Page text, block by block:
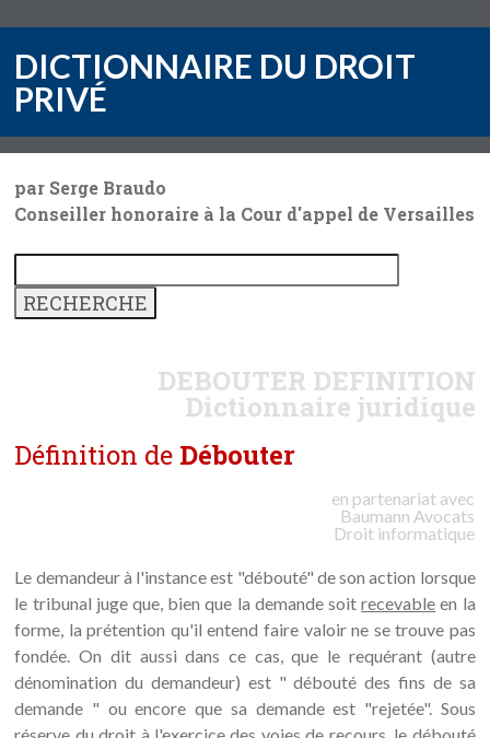
DICTIONNAIRE DU DROIT
PRIVÉ
par Serge Braudo
Conseiller honoraire à la Cour d'appel de Versailles
DEBOUTER DEFINITION
Dictionnaire juridique
Définition de Débouter
en partenariat avec
Baumann Avocats
Droit informatique
Le demandeur à l'instance est "débouté" de son action lorsque
le tribunal juge que, bien que la demande soitrecevable en la
forme, la prétention qu'il entend faire valoir ne se trouve pas
fondée. On dit aussi dans ce cas, que le requérant (autre
dénomination du demandeur) est " débouté des fins de sa
demande " ou encore que sa demande est "rejetée". Sous